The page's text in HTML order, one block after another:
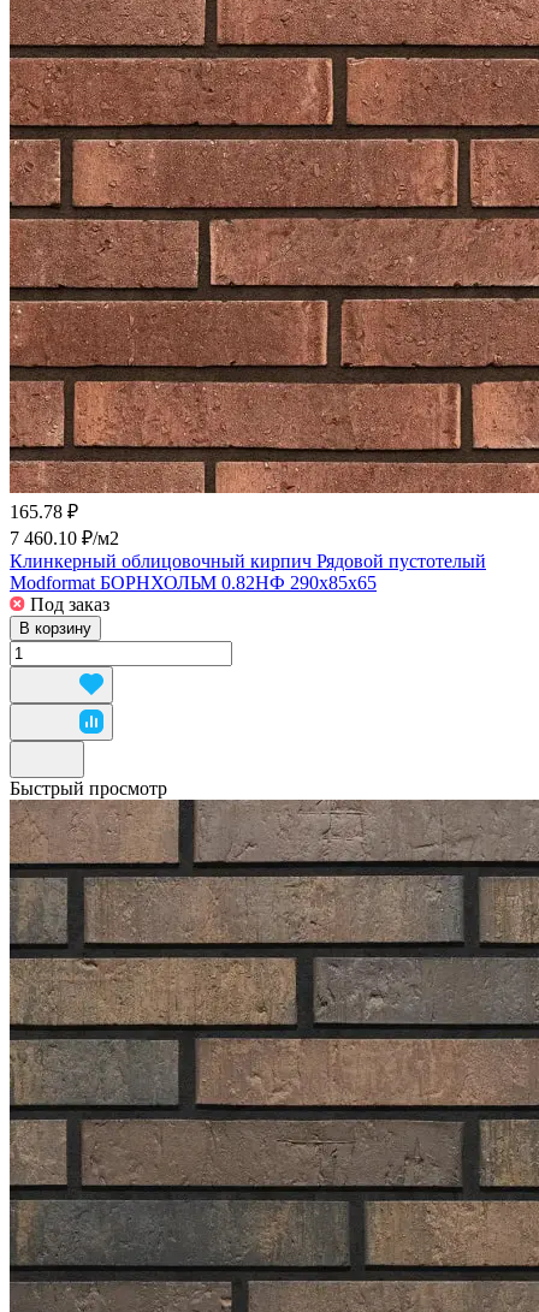
165.78 ₽
7 460.10 ₽/м2
Клинкерный облицовочный кирпич Рядовой пустотелый
Modformat БОРНХОЛЬМ 0.82НФ 290x85x65
Под заказ
В корзину
Быстрый просмотр